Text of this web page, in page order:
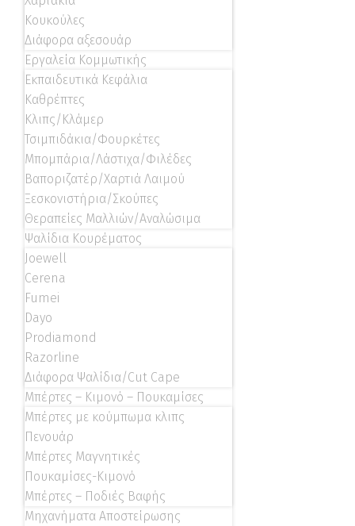
Κουκούλες
Διάφορα αξεσουάρ
Εργαλεία Κομμωτικής
Εκπαιδευτικά Κεφάλια
Καθρέπτες
Κλιπς/Κλάμερ
Τσιμπιδάκια/Φουρκέτες
Μπομπάρια/Λάστιχα/Φιλέδες
Βαποριζατέρ/Χαρτιά Λαιμού
Ξεσκονιστήρια/Σκούπες
Θεραπείες Μαλλιών/Αναλώσιμα
Ψαλίδια Κουρέματος
Joewell
Cerena
Fumei
Dayo
Prodiamond
Razorline
Διάφορα Ψαλίδια/Cut Cape
Μπέρτες – Κιμονό – Πουκαμίσες
Μπέρτες με κούμπωμα κλιπς
Πενουάρ
Μπέρτες Μαγνητικές
Πουκαμίσες-Κιμονό
Μπέρτες – Ποδιές Βαφής
Μηχανήματα Αποστείρωσης